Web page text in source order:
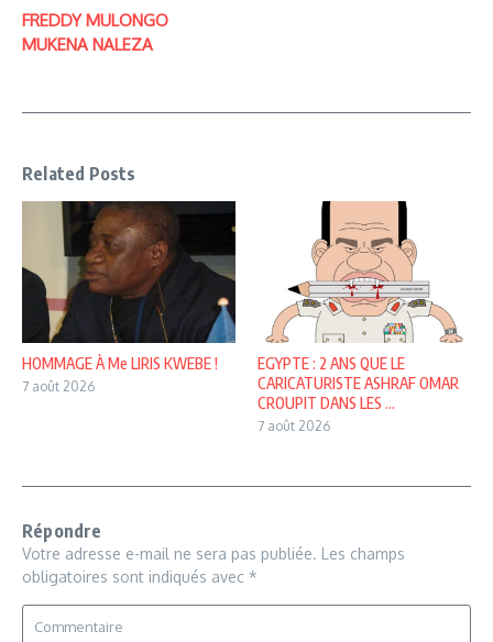
FREDDY MULONGO
MUKENA NALEZA
Related Posts
HOMMAGE À Me LIRIS KWEBE !
7 août 2026
EGYPTE : 2 ANS QUE LE
CARICATURISTE ASHRAF OMAR
CROUPIT DANS LES ...
7 août 2026
Répondre
Votre adresse e-mail ne sera pas publiée. Les champs
obligatoires sont indiqués avec *